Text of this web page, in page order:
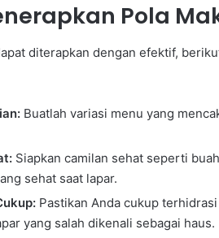
Pola
diterapkan dengan efektif,
Buatlah variasi menu yang
Siapkan camilan sehat seperti
sehat saat lapar.
Pastikan Anda cukup
yang salah dikenali sebagai haus.